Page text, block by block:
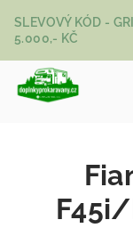
SLEVOVÝ KÓD -
5.000,- KČ